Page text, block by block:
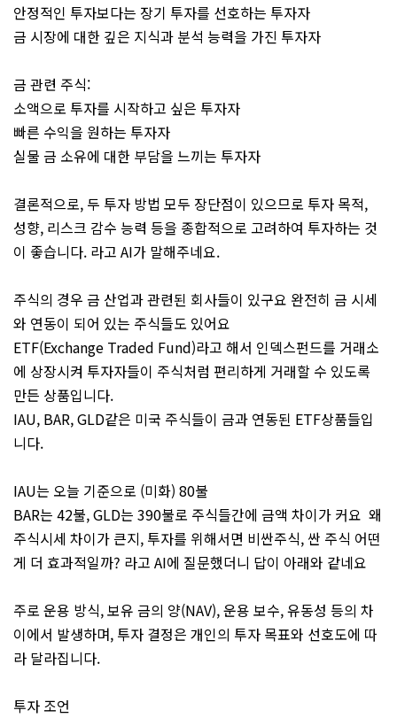
안정적인 투자보다는 장기 투자를 선호하는 투자자
금 시장에 대한 깊은 지식과 분석 능력을 가진 투자자
금 관련 주식:
소액으로 투자를 시작하고 싶은 투자자
빠른 수익을 원하는 투자자
실물 금 소유에 대한 부담을 느끼는 투자자
결론적으로, 두 투자 방법 모두 장단점이 있으므로 투자 목적,
성향, 리스크 감수 능력 등을 종합적으로 고려하여 투자하는 것
이 좋습니다. 라고 AI가 말해주네요.
주식의 경우 금 산업과 관련된 회사들이 있구요 완전히 금 시세
와 연동이 되어 있는 주식들도 있어요
ETF(Exchange Traded Fund)라고 해서 인덱스펀드를 거래소
에 상장시켜 투자자들이 주식처럼 편리하게 거래할 수 있도록
만든 상품입니다.
IAU, BAR, GLD같은 미국 주식들이 금과 연동된 ETF상품들입
니다.
IAU는 오늘 기준으로 (미화) 80불
BAR는 42불, GLD는 390불로 주식들간에 금액 차이가 커요 왜
주식시세 차이가 큰지, 투자를 위해서면 비싼주식, 싼 주식 어떤
게 더 효과적일까? 라고 AI에 질문했더니 답이 아래와 같네요
주로 운용 방식, 보유 금의 양(NAV), 운용 보수, 유동성 등의 차
이에서 발생하며, 투자 결정은 개인의 투자 목표와 선호도에 따
라 달라집니다.
투자 조언